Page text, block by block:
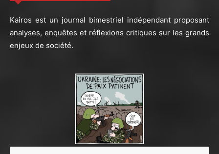
Kairos est un journal bimestriel indépendant proposant
analyses, enquêtes et réflexions critiques sur les grands
enjeux de société.